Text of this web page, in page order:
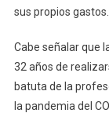
sus propios gastos.
Cabe señalar que
32 años de
batuta de la
la pandemia del